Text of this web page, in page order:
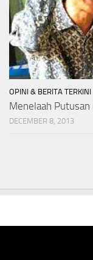
OPINI & BERITA TERKINI
Menelaah Putusan
DECEMBER 8, 2013